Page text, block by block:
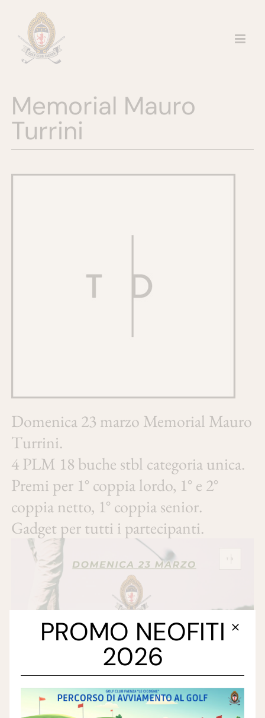
contenuto
Memorial Mauro
Turrini
Domenica 23 marzo Memorial Mauro
Turrini.
4 PLM 18 buche stbl categoria unica.
Premi per 1° coppia lordo, 1° e 2°
coppia netto, 1° coppia senior.
Gadget per tutti i partecipanti.
PROMO NEOFITI
2026